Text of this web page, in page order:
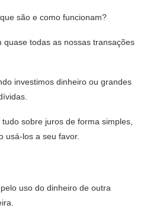
são e como funcionam?
todas as nossas transações
investimos dinheiro ou grandes
sobre juros de forma simples,
usá-los a seu favor.
uso do dinheiro de outra